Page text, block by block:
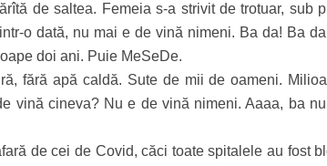
de saltea. Femeia s-a strivit de trotuar, sub
o dată, nu mai e de vină nimeni. Ba da! Ba
doi ani. Puie MeSeDe.
fără apă caldă. Sute de mii de oameni.
vină cineva? Nu e de vină nimeni. Aaaa, ba
de cei de Covid, căci toate spitalele au fost